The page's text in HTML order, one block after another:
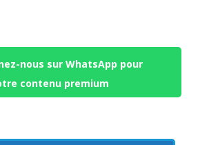
nous sur WhatsApp pour
contenu premium